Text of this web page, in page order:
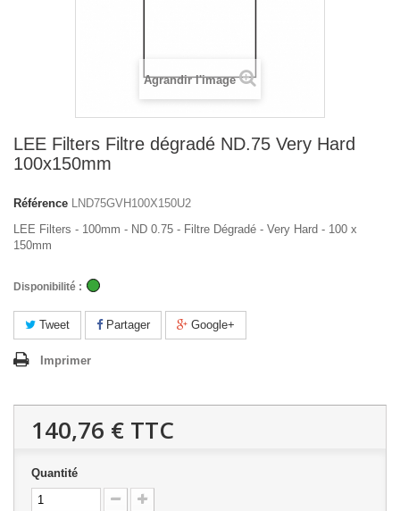
Agrandir l'image
LEE Filters Filtre dégradé ND.75 Very Hard
100x150mm
Référence LND75GVH100X150U2
LEE Filters - 100mm - ND 0.75 - Filtre Dégradé - Very Hard - 100 x
150mm
Disponibilité :
Tweet Partager Google+
Imprimer
140,76 € TTC
Quantité